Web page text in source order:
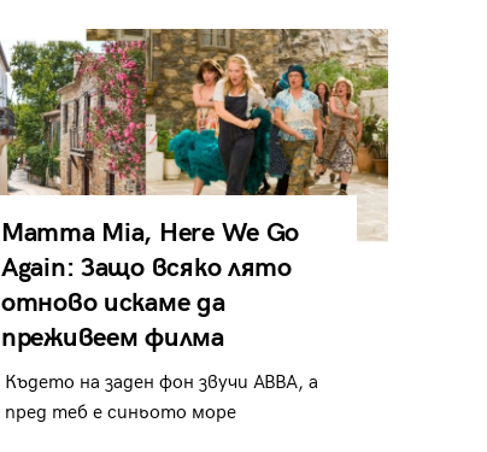
Mamma Mia, Here We Go
Again: Защо всяко лято
отново искаме да
преживеем филма
Където на заден фон звучи ABBA, а
пред теб е синьото море